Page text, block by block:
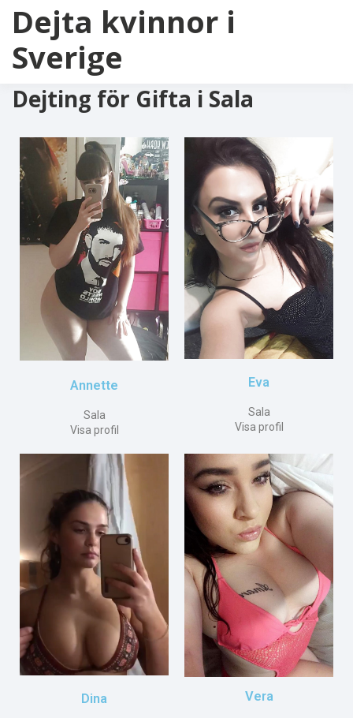
Dejta kvinnor i
Sverige
Dejting för Gifta i Sala
Annette
Sala
Visa profil
Eva
Sala
Visa profil
Dina Vera